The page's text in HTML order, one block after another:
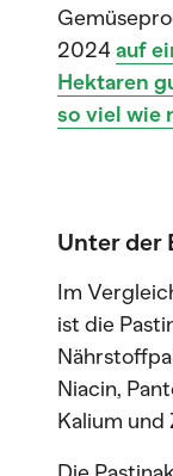
2024auf
Hektaren
so viel wie
Unter der
Im
ist die
Niacin,
Kalium und